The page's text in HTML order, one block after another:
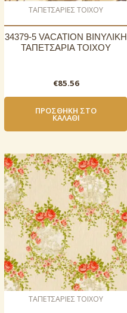
ΤΑΠΕΤΣΑΡΙΕΣ ΤΟΙΧΟΥ
34379-5 VACATION ΒΙΝΥΛΙΚΗ
ΤΑΠΕΤΣΑΡΙΑ ΤΟΙΧΟΥ
€85.56
ΠΡΟΣΘΉΚΗ ΣΤΟ
ΚΑΛΆΘΙ
ΤΑΠΕΤΣΑΡΙΕΣ ΤΟΙΧΟΥ